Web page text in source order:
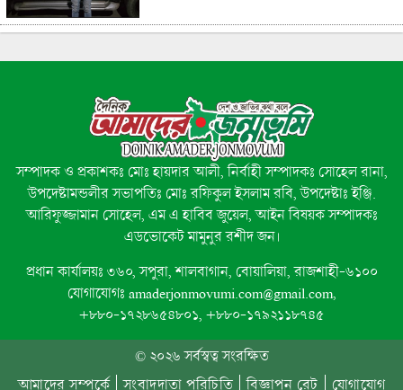
সমাপনী, ৬০ উদ্যোক্তাকে সম্মাননা ক্রেস্ট
নবীনগর রিপোর্টার্স ক্লাবের সভাপতি শাহীন
রেজা টিটুর জন্মদিনে উষ্ণ শুভেচ্ছা ও
অভিনন্দন!
নিজ হাতে ঝাড়ু হাতে মোহনপুরের
ইউএনও, পরিচ্ছন্নতায় দৃষ্টান্ত
সম্পাদক ও প্রকাশকঃ মোঃ হায়দার আলী, নির্বাহী সম্পাদকঃ সোহেল রানা,
উপদেষ্টামন্ডলীর সভাপতিঃ মোঃ রফিকুল ইসলাম রবি, উপদেষ্টাঃ ইঞ্জি.
আরিফুজ্জামান সোহেল, এম এ হাবিব জুয়েল, আইন বিষয়ক সম্পাদকঃ
এডভোকেট মামুনুর রশীদ জন।
প্রধান কার্যালয়ঃ ৩৬০, সপুরা, শালবাগান, বোয়ালিয়া, রাজশাহী-৬১০০
যোগাযোগঃ amaderjonmovumi.com@gmail.com,
+৮৮০-১৭২৮৬৫৪৮০১, +৮৮০-১৭৯২১১৮৭৪৫
© ২০২৬ সর্বস্বত্ব সংরক্ষিত
আমাদের সম্পর্কে
সংবাদদাতা পরিচিতি বিজ্ঞাপন রেট যোগাযোগ